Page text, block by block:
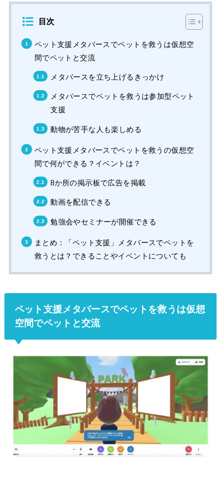
目次
ペット支援メタバースでペットを救うは仮想空
間でペットと交流
メタバースを立ち上げるきっかけ
メタバースでペットを救うは参加型ペット
支援
動物が苦手な人も楽しめる
ペット支援メタバースでペットを救うの仮想空
間で何ができる？イベントは？
8か所の掲示板で広告を掲載
動画を配信できる
勉強会やセミナーが開催できる
まとめ：「ペット支援」メタバースでペットを
救うとは？できることやイベントについても
ペット支援メタバースでペットを救うは仮想
空間でペットと交流